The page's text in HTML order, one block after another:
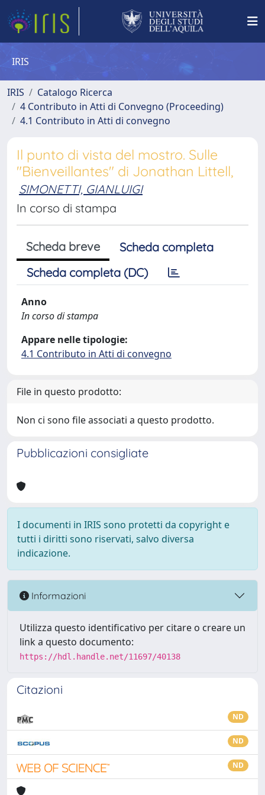
IRIS
IRIS
Catalogo Ricerca
4 Contributo in Atti di Convegno (Proceeding)
4.1 Contributo in Atti di convegno
Il punto di vista del mostro. Sulle
"Bienveillantes" di Jonathan Littell,
SIMONETTI, GIANLUIGI
In corso di stampa
Scheda breve
Scheda completa
Scheda completa (DC)
Anno
In corso di stampa
Appare nelle tipologie:
4.1 Contributo in Atti di convegno
File in questo prodotto:
Non ci sono file associati a questo prodotto.
Pubblicazioni consigliate
I documenti in IRIS sono protetti da copyright e
tutti i diritti sono riservati, salvo diversa
indicazione.
Informazioni
Utilizza questo identificativo per citare o creare un
link a questo documento:
https://hdl.handle.net/11697/40138
Citazioni
ND
ND
ND